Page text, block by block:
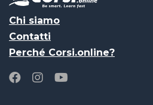
Chi siamo
Contatti
Perché Corsi.online?